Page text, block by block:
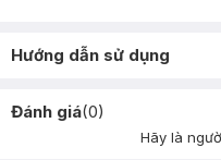
Hướng dẫn sử dụng
Đánh giá(0)
Hãy là